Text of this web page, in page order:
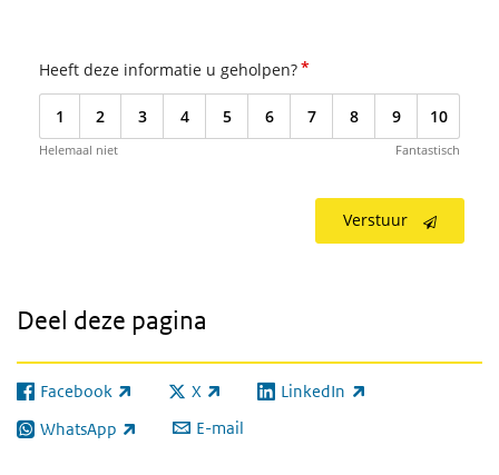
Heeft deze informatie u geholpen?*
1 2 3 4 5 6 7 8 9 10
Helemaal niet Fantastisch
Verstuur
Deel deze pagina
Facebook
(externe link) X
(externe link) LinkedIn
(externe link)
WhatsApp
(externe link) E-mail